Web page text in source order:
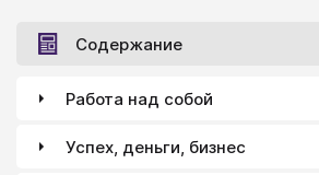
Содержание
Работа над собой
Успех, деньги, бизнес